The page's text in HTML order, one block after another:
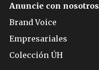
Anuncie con nosotros
Brand Voice
Empresariales
Colección ÚH